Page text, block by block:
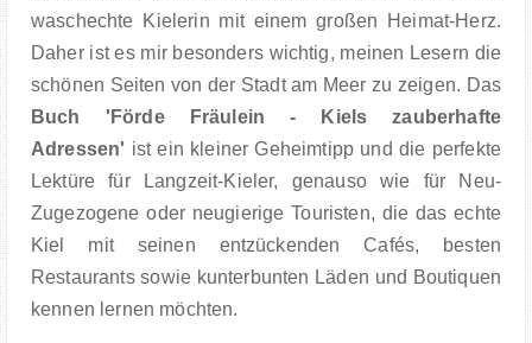
waschechte Kielerin mit einem großen Heimat-Herz.
Daher ist es mir besonders wichtig, meinen Lesern die
schönen Seiten von der Stadt am Meer zu zeigen. Das
Buch 'Förde Fräulein - Kiels zauberhafte
Adressen' ist ein kleiner Geheimtipp und die perfekte
Lektüre für Langzeit-Kieler, genauso wie für Neu-
Zugezogene oder neugierige Touristen, die das echte
Kiel mit seinen entzückenden Cafés, besten
Restaurants sowie kunterbunten Läden und Boutiquen
kennen lernen möchten.